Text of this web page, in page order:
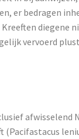
er bedragen
diegene
vervoerd
(Pacifastacus